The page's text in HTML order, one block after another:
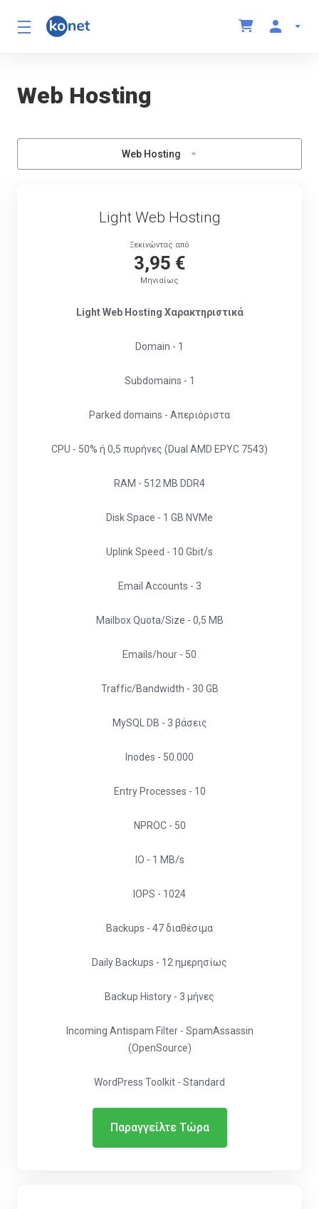
Web Hosting
Web Hosting
Light Web Hosting
Ξεκινώντας από
3,95 €
Μηνιαίως
Light Web Hosting Χαρακτηριστικά
Domain - 1
Subdomains - 1
Parked domains - Απεριόριστα
CPU - 50% ή 0,5 πυρήνες (Dual AMD EPYC 7543)
RAM - 512 MB DDR4
Disk Space - 1 GB NVMe
Uplink Speed - 10 Gbit/s
Email Accounts - 3
Mailbox Quota/Size - 0,5 MB
Emails/hour - 50
Traffic/Bandwidth - 30 GB
MySQL DB - 3 βάσεις
Inodes - 50.000
Entry Processes - 10
NPROC - 50
IO - 1 MB/s
IOPS - 1024
Backups - 47 διαθέσιμα
Daily Backups - 12 ημερησίως
Backup History - 3 μήνες
Incoming Antispam Filter - SpamAssassin
(OpenSource)
WordPress Toolkit - Standard
Παραγγείλτε Τώρα